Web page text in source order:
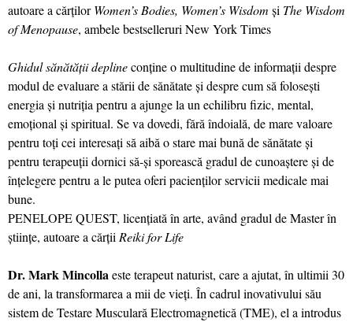
autoare a cărţilorWomen’s Bodies, Women’s Wisdom şi The Wisdom
of Menopause, ambele bestselleruri New York Times
Ghidul sănătăţii deplineconţine o multitudine de informaţii despre
modul de evaluare a stării de sănătate şi despre cum să foloseşti
energia şi nutriţia pentru a ajunge la un echilibru fizic, mental,
emoţional şi spiritual. Se va dovedi, fără îndoială, de mare valoare
pentru toţi cei interesaţi să aibă o stare mai bună de sănătate şi
pentru terapeuţii dornici să-şi sporească gradul de cunoaştere şi de
înţelegere pentru a le putea oferi pacienţilor servicii medicale mai
bune.
PENELOPE QUEST, licenţiată în arte, având gradul de Master în
ştiinţe, autoare a cărţii Reiki for Life
Dr. Mark Mincollaeste terapeut naturist, care a ajutat, în ultimii 30
de ani, la transformarea a mii de vieţi. În cadrul inovativului său
sistem de Testare Musculară Electromagnetică (TME), el a introdus